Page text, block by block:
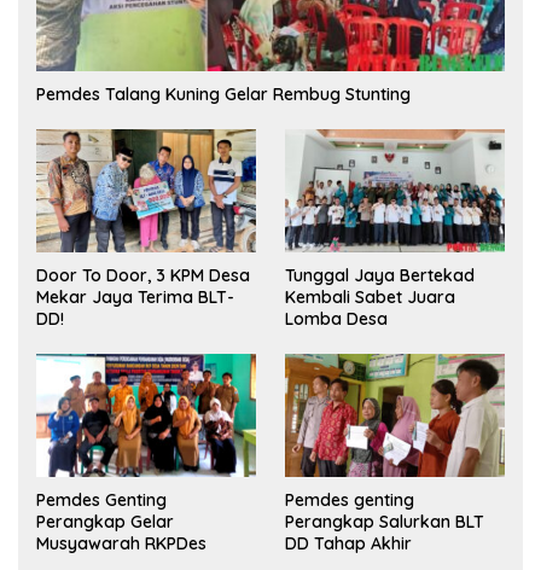
Pemdes Talang Kuning Gelar Rembug Stunting
Door To Door, 3 KPM Desa
Mekar Jaya Terima BLT-
DD!
Tunggal Jaya Bertekad
Kembali Sabet Juara
Lomba Desa
Pemdes Genting
Perangkap Gelar
Musyawarah RKPDes
Pemdes genting
Perangkap Salurkan BLT
DD Tahap Akhir